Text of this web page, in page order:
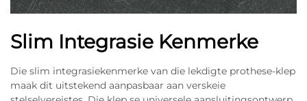
Slim Integrasie Kenmerke
Die slim integrasiekenmerke van die lekdigte prothese-klep
maak dit uitstekend aanpasbaar aan verskeie